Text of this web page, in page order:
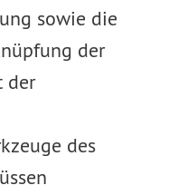
sowie die
der
der
des